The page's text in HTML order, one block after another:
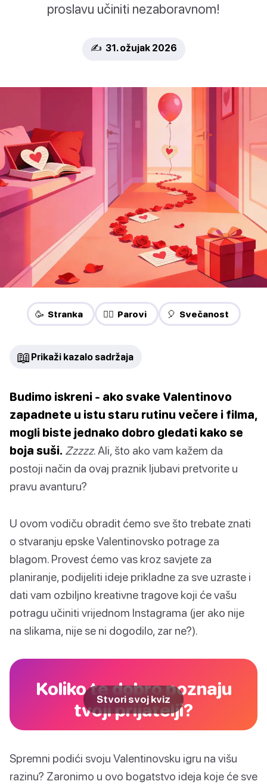
proslavu učiniti nezaboravnom!
✍️ 31. ožujak 2026
🥳 Stranka ❤️‍🔥 Parovi 🎈 Svečanost
📖 Prikaži kazalo sadržaja
Budimo iskreni - ako svake Valentinovo
zapadnete u istu staru rutinu večere i filma,
mogli biste jednako dobro gledati kako se
boja suši. Zzzzz. Ali, što ako vam kažem da
postoji način da ovaj praznik ljubavi pretvorite u
pravu avanturu?
U ovom vodiču obradit ćemo sve što trebate znati
o stvaranju epske Valentinovsko potrage za
blagom. Provest ćemo vas kroz savjete za
planiranje, podijeliti ideje prikladne za sve uzraste i
dati vam ozbiljno kreativne tragove koji će vašu
potragu učiniti vrijednom Instagrama (jer ako nije
na slikama, nije se ni dogodilo, zar ne?).
Koliko te dobro poznaju
tvoji prijatelji?
Stvori svoj kviz
Spremni podići svoju Valentinovsku igru na višu
razinu? Zaronimo u ovo bogatstvo ideja koje će sve